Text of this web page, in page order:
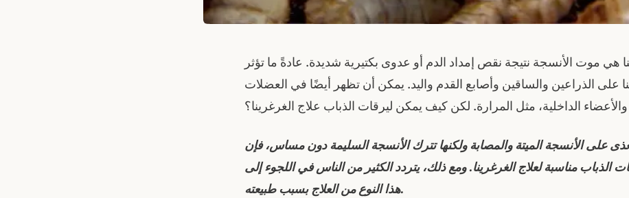
هي موت الأنسجة نتيجة نقص إمداد الدم أو عدوى بكتيرية شديدة. عادةً ما تؤثر
على الذراعين والساقين وأصابع القدم واليد. يمكن أن تظهر أيضًا في العضلات
والأعضاء الداخلية، مثل المرارة. لكن كيف يمكن ليرقات الذباب علاج الغرغرينا؟
على الأنسجة الميتة والمصابة ولكنها تترك الأنسجة السليمة دون مساس، فإن
الذباب مناسبة لعلاج الغرغرينا. ومع ذلك، يتردد الكثير من الناس في اللجوء إلى
هذا النوع من العلاج بسبب طبيعته.